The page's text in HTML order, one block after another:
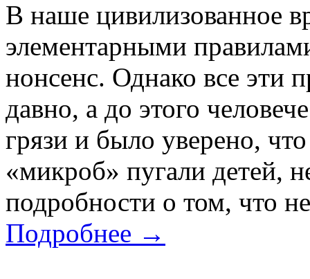
В наше цивилизованное
элементарными
нонсенс. Однако все эти
давно, а до этого
грязи и было уверено,
«микроб» пугали детей,
подробности о том, что
Подробнее →